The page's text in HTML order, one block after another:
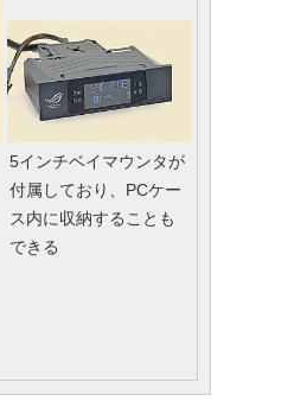
5インチベイマウンタが
付属しており、PCケー
ス内に収納することも
できる